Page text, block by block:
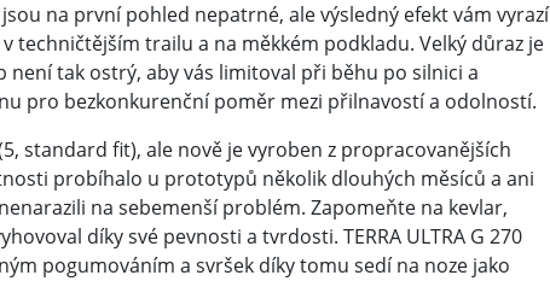
na první pohled nepatrné, ale výsledný efekt vám vyrazí
techničtějším trailu a na měkkém podkladu. Velký důraz je
tak ostrý, aby vás limitoval při běhu po silnici a
pro bezkonkurenční poměr mezi přilnavostí a odolností.
standard fit), ale nově je vyroben z propracovanějších
probíhalo u prototypů několik dlouhých měsíců a ani
na sebemenší problém. Zapomeňte na kevlar,
díky své pevnosti a tvrdosti. TERRA ULTRA G 270
pogumováním a svršek díky tomu sedí na noze jako